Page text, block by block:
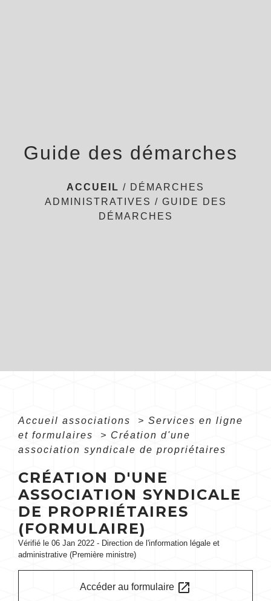
Guide des démarches
ACCUEIL / DÉMARCHES
ADMINISTRATIVES / GUIDE DES
DÉMARCHES
Accueil associations > Services en ligne
et formulaires
> Création d'une
association syndicale de propriétaires
CRÉATION D'UNE
ASSOCIATION SYNDICALE
DE PROPRIÉTAIRES
(FORMULAIRE)
Vérifié le 06 Jan 2022 - Direction de l'information légale et
administrative (Première ministre)
Accéder au formulaire open_in_new